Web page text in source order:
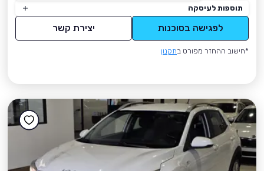
תוספות לעיסקה
לפגישה בסוכנות יצירת קשר
*חישוב ההחזר מפורט בתקנון